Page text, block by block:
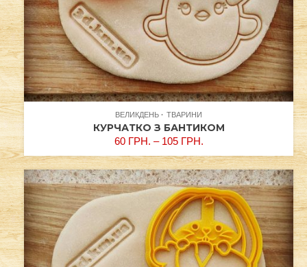
ВЕЛИКДЕНЬ ТВАРИНИ
КУРЧАТКО З БАНТИКОМ
60 ГРН. – 105 ГРН.